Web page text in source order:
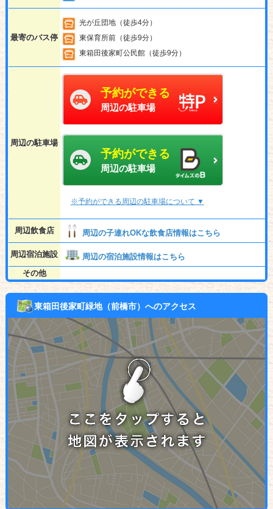
最寄のバス停
光が丘団地（徒歩4分）
東保育所前（徒歩9分）
東箱田後家町公民館（徒歩9分）
周辺の駐車場
予約ができる
周辺の駐車場
予約ができる
周辺の駐車場
※予約ができる周辺の駐車場について ▼
周辺飲食店 周辺の子連れOKな飲食店情報はこちら
周辺宿泊施設
周辺の宿泊施設情報はこちら
その他
東箱田後家町緑地（前橋市）へのアクセス